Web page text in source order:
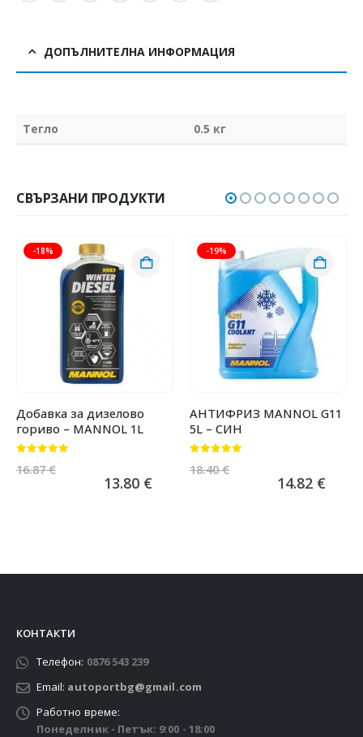
ДОПЪЛНИТЕЛНА ИНФОРМАЦИЯ
Тегло 0.5 кг
СВЪРЗАНИ ПРОДУКТИ
-18%
Добавка за дизелово
гориво – MANNOL 1L
16.87€
13.80 €
-19%
АНТИФРИЗ MANNOL G11
5L – СИН
18.40€
14.82 €
КОНТАКТИ
Телефон: 0876 543 239
Email: autoportbg@gmail.com
Работно време:
Понеделник - Петък: 9:00 - 18:00